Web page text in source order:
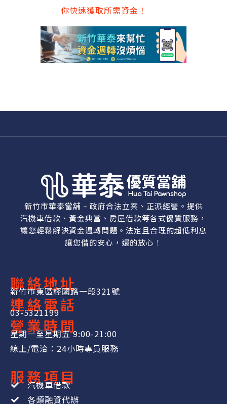
你快速獲取所需資金！
新竹市華泰當舖 – 政府合法立案、正派經營。提供
汽機車借款、黃金典當、房屋借款等各式優質服務，
讓您輕鬆解決資金週轉問題。法定且合理的超低利息
讓您借的安心，還的放心！
聯絡地址
新竹市東區經國路一段321號
連絡電話
03-5321199
營業時間
星期一至星期五 9:00-21:00
線上/電洽：24小時專員服務
服務項目
汽機車借款
各類融資代辦